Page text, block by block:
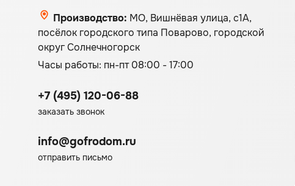
Производство: МО, Вишнёвая улица, с1А,
посёлок городского типа Поварово, городской
округ Солнечногорск
Часы работы: пн-пт 08:00 - 17:00
+7 (495) 120-06-88
заказать звонок
info@gofrodom.ru
отправить письмо